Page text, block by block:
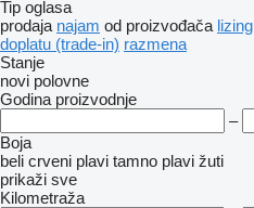
Tip oglasa
prodaja najam od proizvođača lizing
doplatu (trade-in) razmena
Stanje
novi polovne
Godina proizvodnje
–
Boja
beli crveni plavi tamno plavi žuti
prikaži sve
Kilometraža